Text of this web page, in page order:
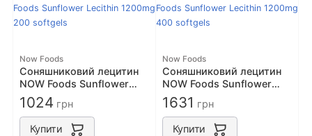
Now Foods
Соняшниковий лецитин
NOW Foods Sunflower
Lecithin 1200mg 200
softgels
1024 грн
Купити
Now Foods
Соняшниковий лецитин
NOW Foods Sunflower
Lecithin 1200mg 400
softgels
1631 грн
Купити